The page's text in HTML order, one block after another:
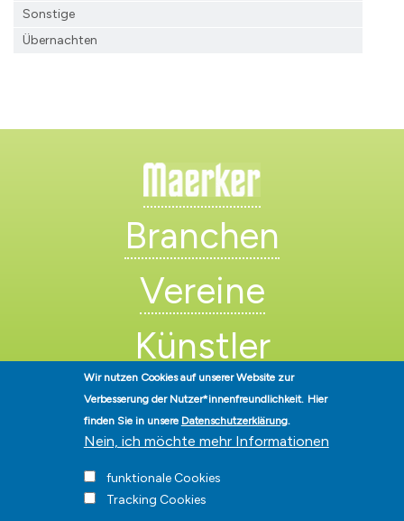
Sonstige
Übernachten
Branchen
Vereine
Künstler
Stadt Hohen Neuendorf • Oranienburger Str. 2 • 16540 Hohen
Neuendorf • Telefon03303-528-0• E-Mail:
Wir nutzen Cookies auf unserer Website zur
Verbesserung der Nutzer*innenfreundlichkeit. Hier
finden Sie in unsere Datenschutzerklärung.
Nein, ich möchte mehr Informationen
funktionale Cookies
Tracking Cookies